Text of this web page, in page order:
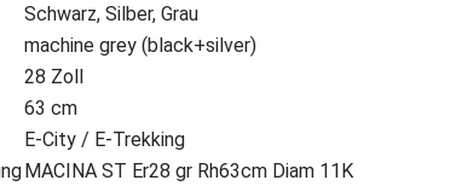
Schwarz, Silber, Grau
machine grey (black+silver)
28 Zoll
63 cm
E-City / E-Trekking
MACINA ST Er28 gr Rh63cm Diam 11K